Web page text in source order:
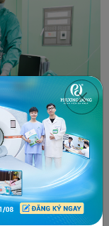
lồ” 25mm và
ít xâm lấn cho ca